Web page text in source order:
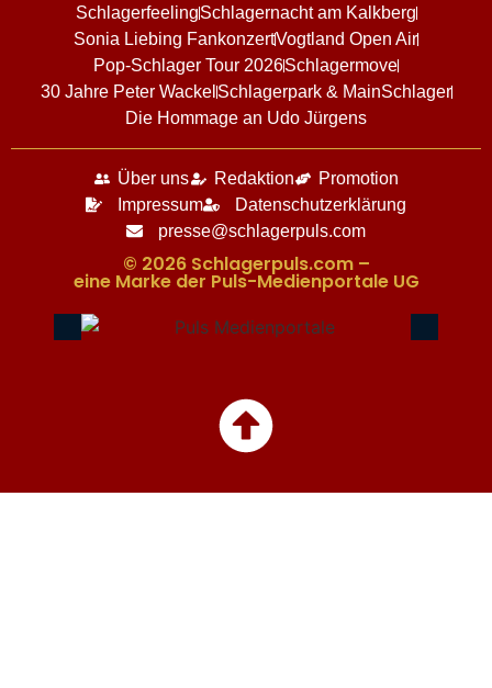
SchlagerfeelingSchlagernacht am Kalkberg
Sonia Liebing FankonzertVogtland Open Air
Pop-Schlager Tour 2026Schlagermove
30 Jahre Peter Wackel Schlagerpark & MainSchlager
Die Hommage an Udo Jürgens
Über uns Redaktion
Promotion
Impressum
Datenschutzerklärung
presse@schlagerpuls.com
© 2026 Schlagerpuls.com –
eine Marke der Puls-Medienportale UG​